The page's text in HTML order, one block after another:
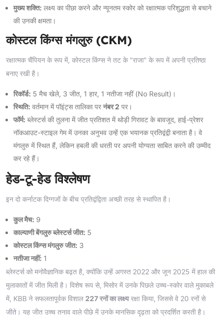
मुख्य शक्ति: लक्ष्य का पीछा करने और न्यूनतम स्कोर को रक्षात्मक परिशुद्धता से बचाने
की उनकी क्षमता।
कोस्टल किंग्स मंगलुरु (CKM)
रक्षात्मक चैंपियन के रूप में, कोस्टल किंग्स ने तट के "राजा" के रूप में अपनी प्रतिष्ठा
बनाए रखी है।
रिकॉर्ड: 5 मैच खेले, 3 जीत, 1 हार, 1 नतीजा नहीं (No Result)।
स्थिति: वर्तमान में पॉइंट्स तालिका पर नंबर 2 पर।
फॉर्म: ब्लेस्टर्स की तुलना में जीत प्रतिशत में थोड़ी गिरावट के बावजूद, हाई-प्रेशर
नॉकआउट-स्टाइल गेम में उनका अनुभव उन्हें एक भयानक प्रतिद्वंद्वी बनाता है। वे
मंगलुरु में स्थित हैं, लेकिन हबली की धरती पर अपनी योग्यता साबित करने की उम्मीद
कर रहे हैं।
हेड-टू-हेड विश्लेषण
इन दो कर्नाटक दिग्गजों के बीच प्रतिद्वंद्विता अच्छी तरह से स्थापित है।
कुल मैच: 9
काल्याणी बेंगलुरु ब्लेस्टर्स जीत: 5
कोस्टल किंग्स मंगलुरु जीत: 3
नतीजा नहीं: 1
ब्लेस्टर्स को मनोवैज्ञानिक बढ़त है, क्योंकि उन्हें अगस्त 2022 और जून 2025 में हाल की
मुलाकातों में जीत मिली है। विशेष रूप से, मिसोर में उनके पिछले उच्च-स्कोर वाले मुकाबले
में, KBB ने सफलतापूर्वक विशाल 227 रनों का लक्ष्यरक्षा किया, जिससे वे 20 रनों से
जीते। यह जीत उच्च तनाव वाले पीछे में उनके मानसिक दृढ़ता को प्रदर्शित करती है।